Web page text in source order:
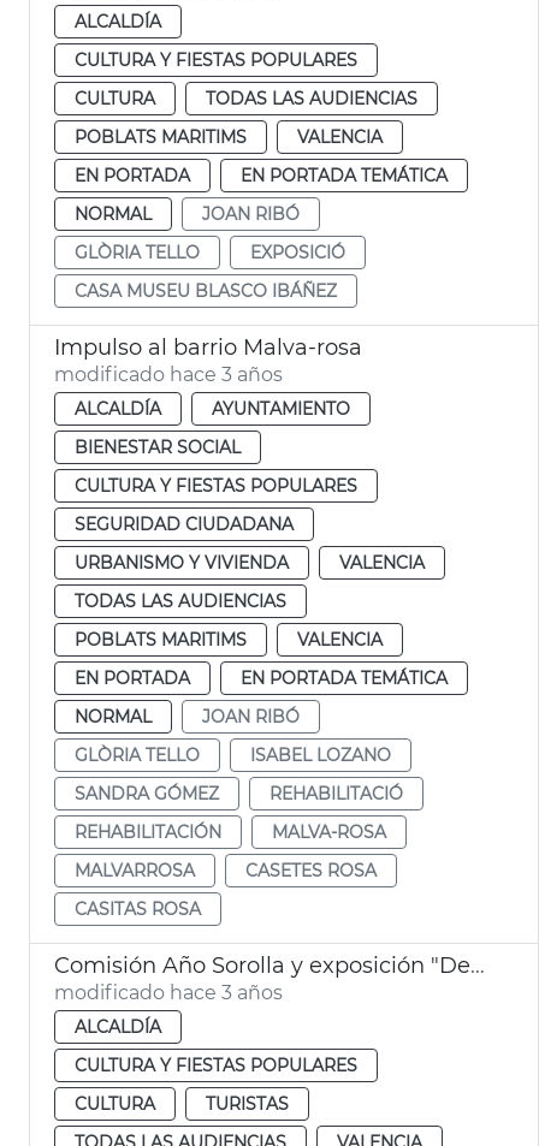
ALCALDÍA
CULTURA Y FIESTAS POPULARES
CULTURA
TODAS LAS AUDIENCIAS
POBLATS MARITIMS
VALENCIA
EN PORTADA
EN PORTADA TEMÁTICA
NORMAL
JOAN RIBÓ
GLÒRIA TELLO
EXPOSICIÓ
CASA MUSEU BLASCO IBÁÑEZ
Impulso al barrio Malva-rosa
modificado hace 3 años
ALCALDÍA
AYUNTAMIENTO
BIENESTAR SOCIAL
CULTURA Y FIESTAS POPULARES
SEGURIDAD CIUDADANA
URBANISMO Y VIVIENDA
VALENCIA
TODAS LAS AUDIENCIAS
POBLATS MARITIMS
VALENCIA
EN PORTADA
EN PORTADA TEMÁTICA
NORMAL
JOAN RIBÓ
GLÒRIA TELLO
ISABEL LOZANO
SANDRA GÓMEZ
REHABILITACIÓ
REHABILITACIÓN
MALVA-ROSA
MALVARROSA
CASETES ROSA
CASITAS ROSA
Comisión Año Sorolla y exposición "De la foscor a la llum"
modificado hace 3 años
ALCALDÍA
CULTURA Y FIESTAS POPULARES
CULTURA
TURISTAS